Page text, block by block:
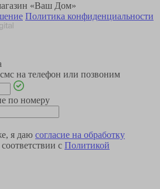
«Ваш Дом»
Политика конфиденциальности
на телефон или позвоним
по номеру
я даю согласие на обработку
с Политикой